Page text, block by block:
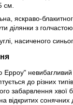
см.
яскраво-
ділянки з
насиченого
Ерроу"
до різних
забарвлення хвої
відкритих сонячних